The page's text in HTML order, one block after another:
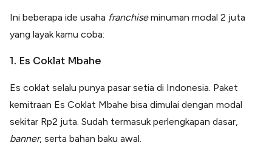
Ini beberapa ide usaha franchiseminuman modal 2 juta
yang layak kamu coba:
1. Es Coklat Mbahe
Es coklat selalu punya pasar setia di Indonesia. Paket
kemitraan Es Coklat Mbahe bisa dimulai dengan modal
sekitar Rp2 juta. Sudah termasuk perlengkapan dasar,
banner, serta bahan baku awal.